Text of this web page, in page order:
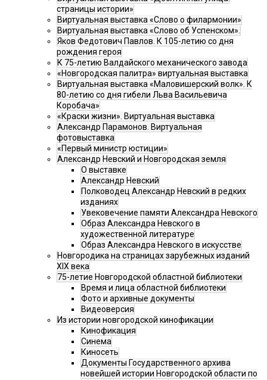
страницы истории»
Виртуальная выставка «Слово о филармонии»
Виртуальная выставка «Слово об Успенском».
Яков Федотович Павлов. К 105-летию со дня
рождения героя
К 75-летию Валдайского механического завода
«Новгородская палитра» виртуальная выставка
Виртуальная выставка «Маловишерский волк». К
80-летию со дня гибели Льва Васильевича
Коробача»
«Краски жизни». Виртуальная выставка
Александр Парамонов. Виртуальная
фотовыставка
«Первый министр юстиции»
Александр Невский и Новгородская земля
О выставке
Александр Невский
Полководец Александр Невский в редких
изданиях
Увековечение памяти Александра Невского
Образ Александра Невского в
художественной литературе
Образ Александра Невского в искусстве
Новгородика на страницах зарубежных изданий
XIX века
75-летие Новгородской областной библиотеки
Время и лица областной библиотеки
Фото и архивные документы
Видеоверсия
Из истории новгородской кинофикации
Кинофикация
Синема
Киносеть
Документы Государственного архива
новейшей истории Новгородской области по